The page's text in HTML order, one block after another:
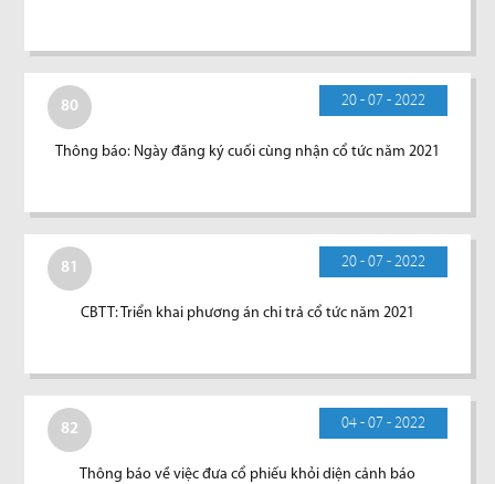
80 20 - 07 - 2022
Thông báo: Ngày đăng ký cuối cùng nhận cổ tức năm 2021
81 20 - 07 - 2022
CBTT: Triển khai phương án chi trả cổ tức năm 2021
82 04 - 07 - 2022
Thông báo về việc đưa cổ phiếu khỏi diện cảnh báo